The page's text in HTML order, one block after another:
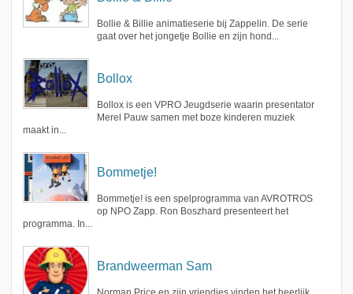
Bollie & Billie animatieserie bij Zappelin. De serie
gaat over het jongetje Bollie en zijn hond...
Bollox
Bollox is een VPRO Jeugdserie waarin presentator
Merel Pauw samen met boze kinderen muziek
maakt in...
Bommetje!
Bommetje! is een spelprogramma van AVROTROS
op NPO Zapp. Ron Boszhard presenteert het
programma. In...
Brandweerman Sam